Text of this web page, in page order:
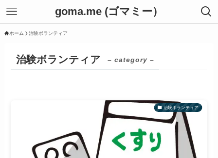
goma.me (ゴマミー）
ホーム 治験ボランティア
治験ボランティア – category –
治験ボランティア